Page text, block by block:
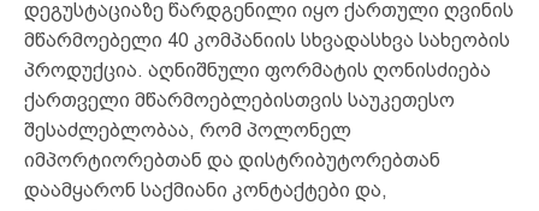
დეგუსტაციაზე წარდგენილი იყო ქართული ღვინის
მწარმოებელი 40 კომპანიის სხვადასხვა სახეობის
პროდუქცია. აღნიშნული ფორმატის ღონისძიება
ქართველი მწარმოებლებისთვის საუკეთესო
შესაძლებლობაა, რომ პოლონელ
იმპორტიორებთან და დისტრიბუტორებთან
დაამყარონ საქმიანი კონტაქტები და,